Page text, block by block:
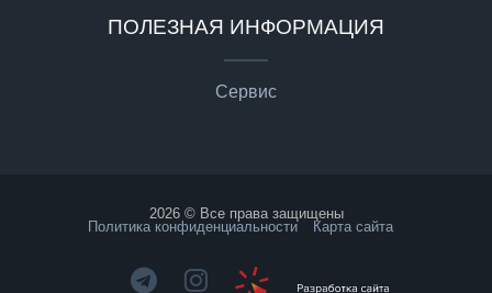
ПОЛЕЗНАЯ ИНФОРМАЦИЯ
Сервис
2026 © Все права защищены
Политика конфиденциальности
Карта сайта